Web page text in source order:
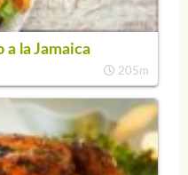
a la Jamaica
205m